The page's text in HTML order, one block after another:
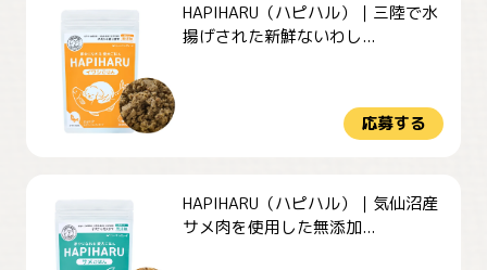
HAPIHARU（ハピハル）｜三陸で水
揚げされた新鮮ないわし...
応募する
HAPIHARU（ハピハル）｜気仙沼産
サメ肉を使用した無添加...